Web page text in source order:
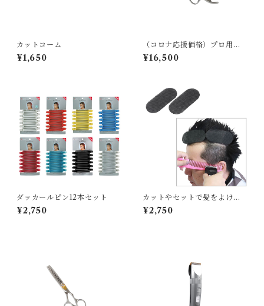
カットコーム
¥1,650
（コロナ応援価格）プロ用ハ
サミ
¥16,500
ダッカールピン12本セット
¥2,750
カットやセットで髪をよける
マジックテープ６枚セット
¥2,750